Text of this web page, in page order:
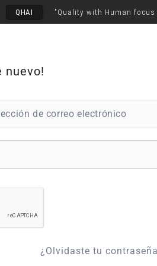
QHAI "Quality with Human focus
nuevo!
¿Olvidaste tu